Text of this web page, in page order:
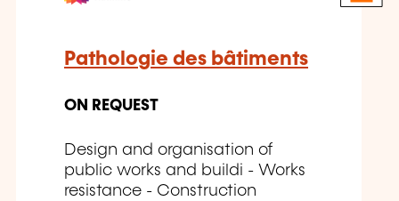
Pathologie des bâtiments
ON REQUEST
Design and organisation of
public works and buildi - Works
resistance - Construction